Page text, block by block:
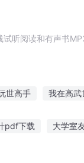
听阅读和有声书
世高手 我在高武
pdf下载 大学室